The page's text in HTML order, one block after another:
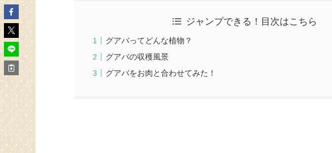
ジャンプできる！目次はこちら
グアバってどんな植物？
グアバの収穫風景
グアバをお肉と合わせてみた！